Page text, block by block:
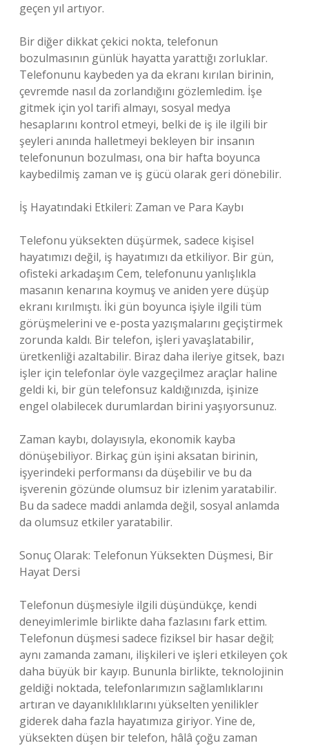
geçen yıl artıyor.
Bir diğer dikkat çekici nokta, telefonun
bozulmasının günlük hayatta yarattığı zorluklar.
Telefonunu kaybeden ya da ekranı kırılan birinin,
çevremde nasıl da zorlandığını gözlemledim. İşe
gitmek için yol tarifi almayı, sosyal medya
hesaplarını kontrol etmeyi, belki de iş ile ilgili bir
şeyleri anında halletmeyi bekleyen bir insanın
telefonunun bozulması, ona bir hafta boyunca
kaybedilmiş zaman ve iş gücü olarak geri dönebilir.
İş Hayatındaki Etkileri: Zaman ve Para Kaybı
Telefonu yüksekten düşürmek, sadece kişisel
hayatımızı değil, iş hayatımızı da etkiliyor. Bir gün,
ofisteki arkadaşım Cem, telefonunu yanlışlıkla
masanın kenarına koymuş ve aniden yere düşüp
ekranı kırılmıştı. İki gün boyunca işiyle ilgili tüm
görüşmelerini ve e-posta yazışmalarını geçiştirmek
zorunda kaldı. Bir telefon, işleri yavaşlatabilir,
üretkenliği azaltabilir. Biraz daha ileriye gitsek, bazı
işler için telefonlar öyle vazgeçilmez araçlar haline
geldi ki, bir gün telefonsuz kaldığınızda, işinize
engel olabilecek durumlardan birini yaşıyorsunuz.
Zaman kaybı, dolayısıyla, ekonomik kayba
dönüşebiliyor. Birkaç gün işini aksatan birinin,
işyerindeki performansı da düşebilir ve bu da
işverenin gözünde olumsuz bir izlenim yaratabilir.
Bu da sadece maddi anlamda değil, sosyal anlamda
da olumsuz etkiler yaratabilir.
Sonuç Olarak: Telefonun Yüksekten Düşmesi, Bir
Hayat Dersi
Telefonun düşmesiyle ilgili düşündükçe, kendi
deneyimlerimle birlikte daha fazlasını fark ettim.
Telefonun düşmesi sadece fiziksel bir hasar değil;
aynı zamanda zamanı, ilişkileri ve işleri etkileyen çok
daha büyük bir kayıp. Bununla birlikte, teknolojinin
geldiği noktada, telefonlarımızın sağlamlıklarını
artıran ve dayanıklılıklarını yükselten yenilikler
giderek daha fazla hayatımıza giriyor. Yine de,
yüksekten düşen bir telefon, hâlâ çoğu zaman